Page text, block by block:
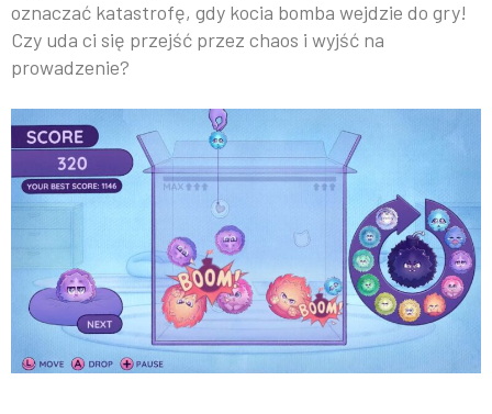
oznaczać katastrofę, gdy kocia bomba wejdzie do gry!
Czy uda ci się przejść przez chaos i wyjść na
prowadzenie?